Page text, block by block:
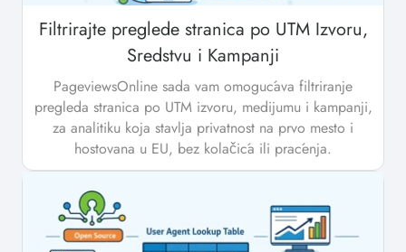
Filtrirajte preglede stranica po UTM Izvoru,
Sredstvu i Kampanji
PageviewsOnline sada vam omogućava filtriranje
pregleda stranica po UTM izvoru, medijumu i kampanji,
za analitiku koja stavlja privatnost na prvo mesto i
hostovana u EU, bez kolačića ili praćenja.